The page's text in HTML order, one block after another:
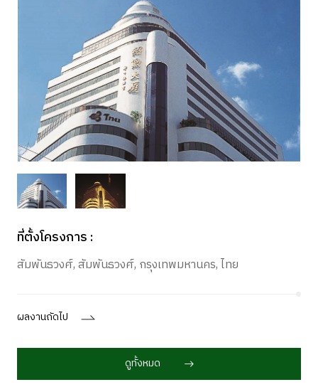
ที่ตั้งโครงการ :
สัมพันธวงศ์, สัมพันธวงศ์, กรุงเทพมหานคร, ไทย
ผลงานถัดไป
ดูทั้งหมด